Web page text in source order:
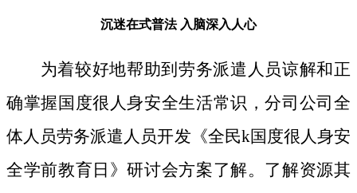
沉迷在式普法 入脑深入人心
为着较好地帮助到劳务派遣人员谅解和正
确掌握国度很人身安全生活常识，分司公司全
体人员劳务派遣人员开发《全民k国度很人身安
全学前教育日》研讨会方案了解。了解资源其